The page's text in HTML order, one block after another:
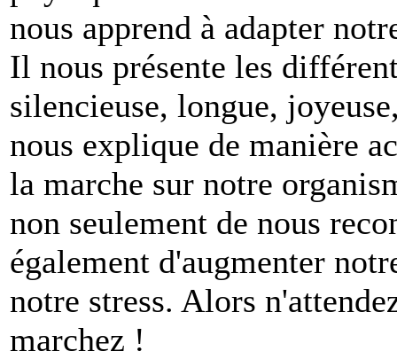
nous apprend à adapter
Il nous présente les
silencieuse, longue,
nous explique de manière
la marche sur notre
non seulement de nous
également d'augmenter
notre stress. Alors
marchez !